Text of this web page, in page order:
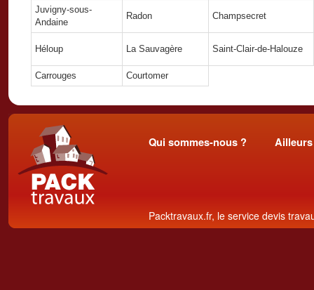
Juvigny-sous-
Andaine
Radon Champsecret
Héloup La Sauvagère Saint-Clair-de-Halouze
Carrouges Courtomer
Qui sommes-nous ?
Packtravaux.fr, le service devis